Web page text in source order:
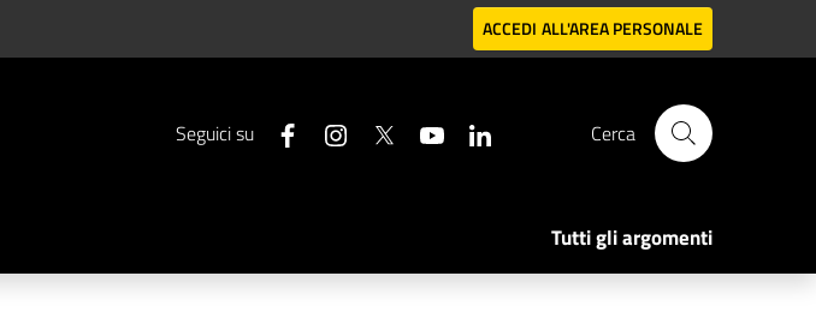
ACCEDI ALL'AREA PERSONALE
Seguici su Cerca
Tutti gli argomenti